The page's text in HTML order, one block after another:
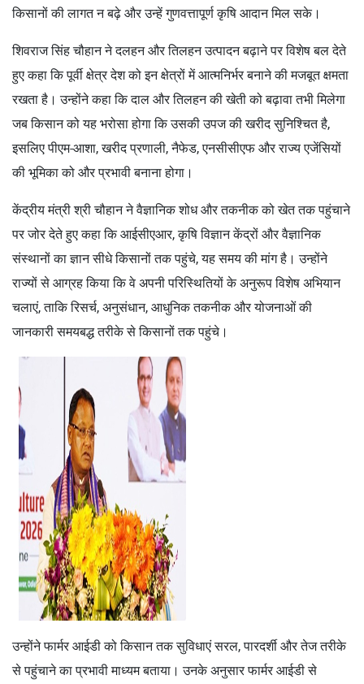
किसानों की लागत न बढ़े और उन्हें गुणवत्तापूर्ण कृषि आदान मिल सके।
शिवराज सिंह चौहान ने दलहन और तिलहन उत्पादन बढ़ाने पर विशेष बल देते
हुए कहा कि पूर्वी क्षेत्र देश को इन क्षेत्रों में आत्मनिर्भर बनाने की मजबूत क्षमता
रखता है। उन्होंने कहा कि दाल और तिलहन की खेती को बढ़ावा तभी मिलेगा
जब किसान को यह भरोसा होगा कि उसकी उपज की खरीद सुनिश्चित है,
इसलिए पीएम-आशा, खरीद प्रणाली, नैफेड, एनसीसीएफ और राज्य एजेंसियों
की भूमिका को और प्रभावी बनाना होगा।
केंद्रीय मंत्री श्री चौहान ने वैज्ञानिक शोध और तकनीक को खेत तक पहुंचाने
पर जोर देते हुए कहा कि आईसीएआर, कृषि विज्ञान केंद्रों और वैज्ञानिक
संस्थानों का ज्ञान सीधे किसानों तक पहुंचे, यह समय की मांग है। उन्होंने
राज्यों से आग्रह किया कि वे अपनी परिस्थितियों के अनुरूप विशेष अभियान
चलाएं, ताकि रिसर्च, अनुसंधान, आधुनिक तकनीक और योजनाओं की
जानकारी समयबद्ध तरीके से किसानों तक पहुंचे।
उन्होंने फार्मर आईडी को किसान तक सुविधाएं सरल, पारदर्शी और तेज तरीके
से पहुंचाने का प्रभावी माध्यम बताया। उनके अनुसार फार्मर आईडी से